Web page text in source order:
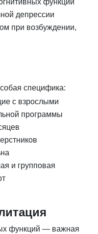
функций
депрессии
при возбуждении,
специфика:
с взрослыми
программы
и групповая
функций — важная